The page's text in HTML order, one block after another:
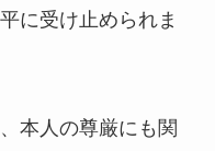
に受け止められま
本人の尊厳にも関